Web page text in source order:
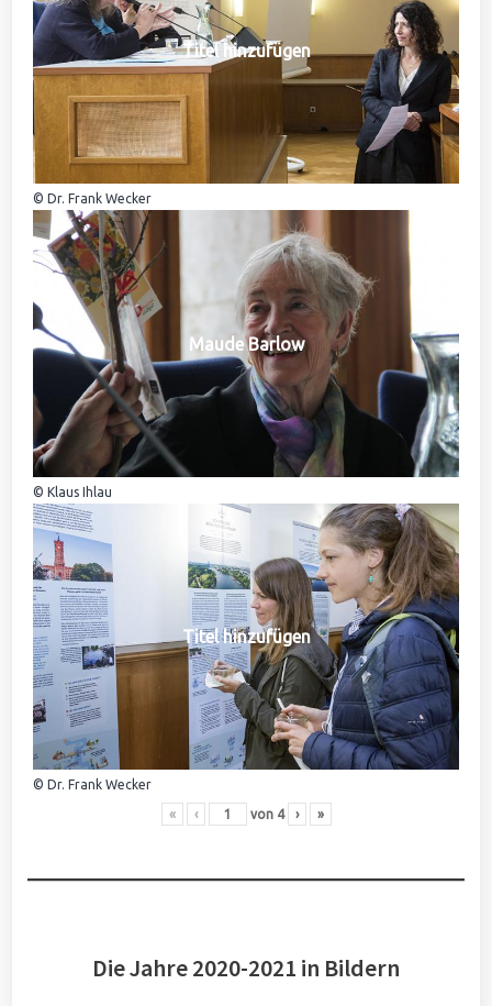
Titel hinzufügen
© Dr. Frank Wecker
Maude Barlow
© Klaus Ihlau
Titel hinzufügen
© Dr. Frank Wecker
« ‹ von 4 › »
Die Jahre 2020-2021 in Bildern